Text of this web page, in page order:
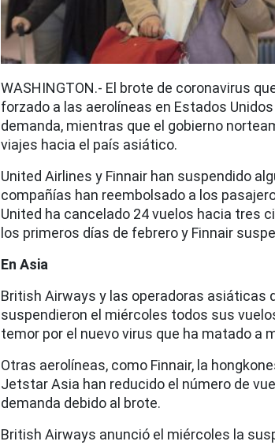
WASHINGTON.- El brote de coronavirus
forzado a las aerolíneas en Estados
demanda, mientras que el gobierno
viajes hacia el país asiático.
United Airlines y Finnair han suspendido
compañías han reembolsado a los
United ha cancelado 24 vuelos hacia tres
los primeros días de febrero y Finnair
En Asia
British Airways y las operadoras asiáticas
suspendieron el miércoles todos sus
temor por el nuevo virus que ha matado a
Otras aerolíneas, como Finnair, la
Jetstar Asia han reducido el número de
demanda debido al brote.
British Airways anunció el miércoles la